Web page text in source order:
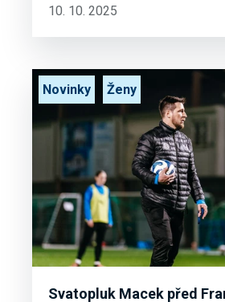
10. 10. 2025
Svatopluk Macek před
Novinky Ženy